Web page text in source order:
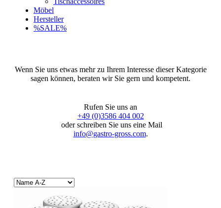
Möbel
Hersteller
%SALE%
Wenn Sie uns etwas mehr zu Ihrem Interesse dieser Kategorie
sagen können, beraten wir Sie gern und kompetent.
Rufen Sie uns an
+49 (0)3586 404 002
oder schreiben Sie uns eine Mail
info@gastro-gross.com.